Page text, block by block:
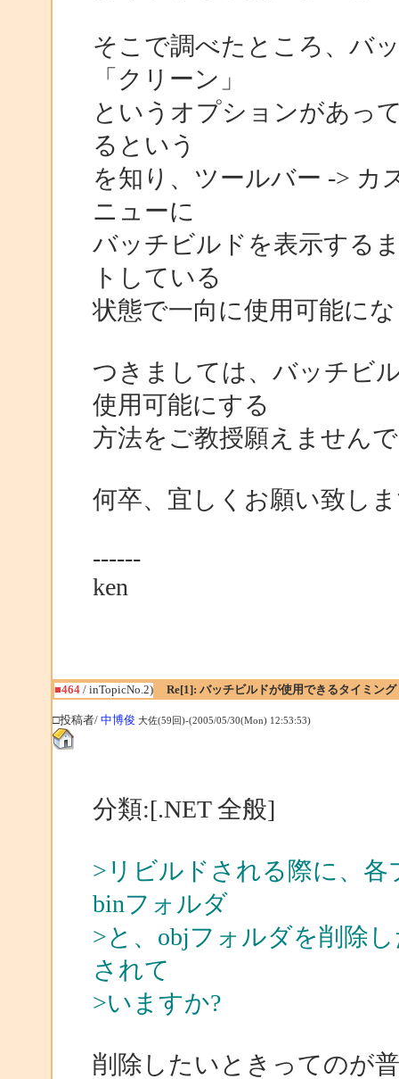
そこで調べたところ、バ
「クリーン」
というオプションがあっ
るという
を知り、ツールバー -> カ
ニューに
バッチビルドを表示する
トしている
状態で一向に使用可能に
つきましては、バッチビ
使用可能にする
方法をご教授願えません
何卒、宜しくお願い致し
------
ken
■464/ inTopicNo.2) Re[1]: バッチビルドが使用できるタイミング
□投稿者/ 中博俊 大佐(59回)-(2005/05/30(Mon) 12:53:53)
分類:[.NET 全般]
>リビルドされる際に、
binフォルダ
>と、objフォルダを削除
されて
>いますか?
削除したいときってのが